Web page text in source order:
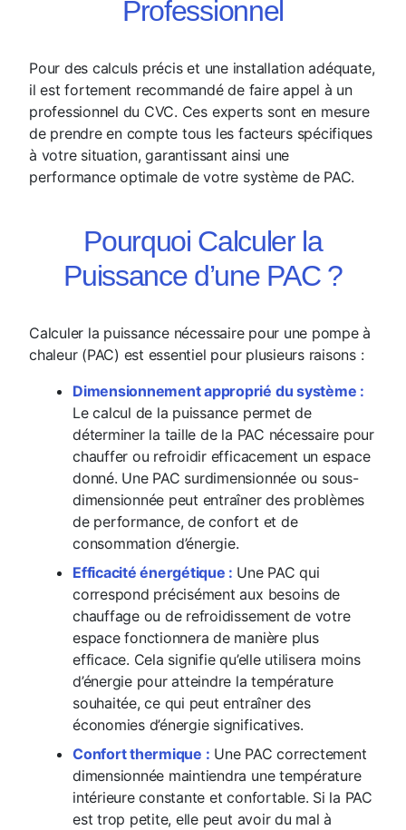
Professionnel
Pour des calculs précis et une installation adéquate,
il est fortement recommandé de faire appel à un
professionnel du CVC. Ces experts sont en mesure
de prendre en compte tous les facteurs spécifiques
à votre situation, garantissant ainsi une
performance optimale de votre système de PAC.
Pourquoi Calculer la
Puissance d’une PAC ?
Calculer la puissance nécessaire pour une pompe à
chaleur (PAC) est essentiel pour plusieurs raisons :
Dimensionnement approprié du système :
Le calcul de la puissance permet de
déterminer la taille de la PAC nécessaire pour
chauffer ou refroidir efficacement un espace
donné. Une PAC surdimensionnée ou sous-
dimensionnée peut entraîner des problèmes
de performance, de confort et de
consommation d’énergie.
Efficacité énergétique : Une PAC qui
correspond précisément aux besoins de
chauffage ou de refroidissement de votre
espace fonctionnera de manière plus
efficace. Cela signifie qu’elle utilisera moins
d’énergie pour atteindre la température
souhaitée, ce qui peut entraîner des
économies d’énergie significatives.
Confort thermique : Une PAC correctement
dimensionnée maintiendra une température
intérieure constante et confortable. Si la PAC
est trop petite, elle peut avoir du mal à